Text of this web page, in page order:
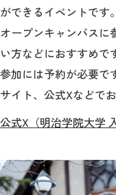
参考情報
公式サイト
ができるイベントです
オープンキャンパスに
い方などにおすすめで
参加には予約が必要で
サイト、公式Xなどで
公式X（明治学院大学